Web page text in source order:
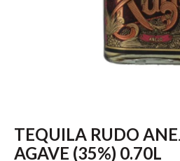
TEQUILA RUDO
AGAVE (35%) 0.70L